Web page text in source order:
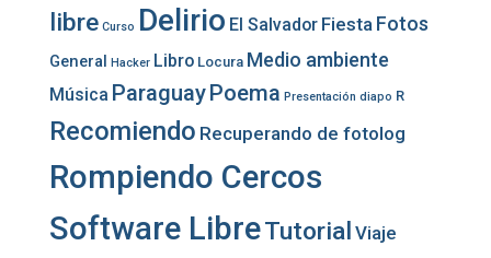
libre Curso Delirio El Salvador Fiesta Fotos
General Hacker Libro Locura Medio ambiente
Música ParaguayPoema Presentación diapo R
Recomiendo Recuperando de fotolog
Rompiendo Cercos
Software LibreTutorial Viaje